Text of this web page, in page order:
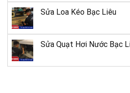
TP.
Sửa Loa Kéo Bạc Liêu
Sửa Quạt Hơi Nước Bạc